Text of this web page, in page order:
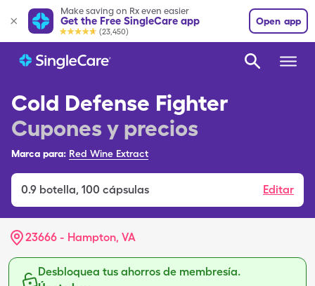
Make saving on Rx even easier
Get the Free SingleCare app
(23,450)
Open app
Cold Defense Fighter
Cupones y precios
Marca para: Red Wine Extract
0.9 botella, 100 cápsulas Editar
23666 - Hampton, VA
Desbloquea tus ahorros de membresía.